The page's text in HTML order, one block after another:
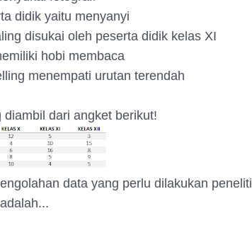
didik yaitu menyanyi
disukai oleh peserta didik kelas XI
hobi membaca
menempati urutan terendah
dari angket berikut!
data yang perlu dilakukan peneliti